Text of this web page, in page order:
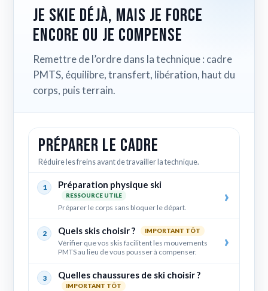
Je skie déjà, mais je force
encore ou je compense
Remettre de l’ordre dans la technique : cadre
PMTS, équilibre, transfert, libération, haut du
corps, puis terrain.
Préparer le cadre
Réduire les freins avant de travailler la technique.
1 Préparation physique ski
RESSOURCE UTILE
Préparer le corps sans bloquer le départ.
2 Quels skis choisir ? IMPORTANT TÔT
Vérifier que vos skis facilitent les mouvements
PMTS au lieu de vous pousser à compenser.
3 Quelles chaussures de ski choisir ?
IMPORTANT TÔT